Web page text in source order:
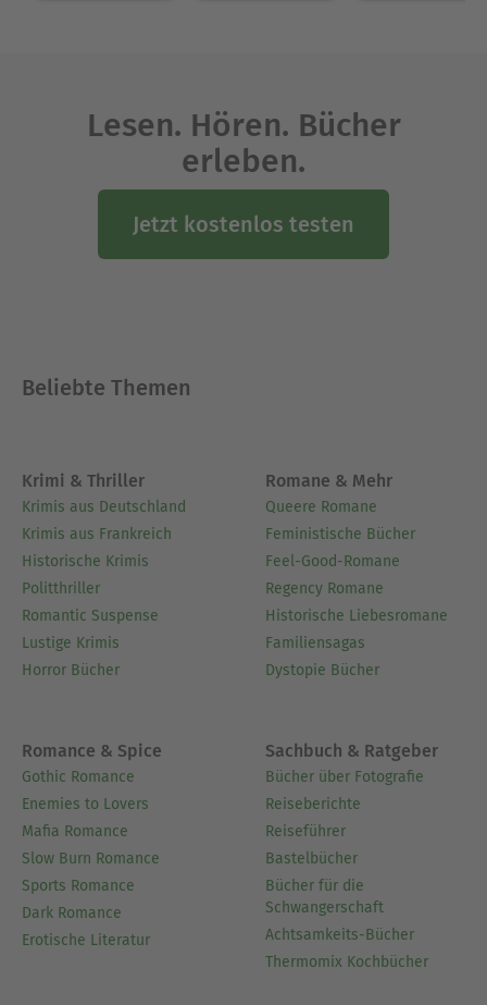
Lesen. Hören. Bücher
erleben.
Jetzt kostenlos testen
Beliebte Themen
Krimi & Thriller
Krimis aus Deutschland
Krimis aus Frankreich
Historische Krimis
Politthriller
Romantic Suspense
Lustige Krimis
Horror Bücher
Romane & Mehr
Queere Romane
Feministische Bücher
Feel-Good-Romane
Regency Romane
Historische Liebesromane
Familiensagas
Dystopie Bücher
Romance & Spice
Gothic Romance
Enemies to Lovers
Mafia Romance
Slow Burn Romance
Sports Romance
Dark Romance
Erotische Literatur
Sachbuch & Ratgeber
Bücher über Fotografie
Reiseberichte
Reiseführer
Bastelbücher
Bücher für die
Schwangerschaft
Achtsamkeits-Bücher
Thermomix Kochbücher